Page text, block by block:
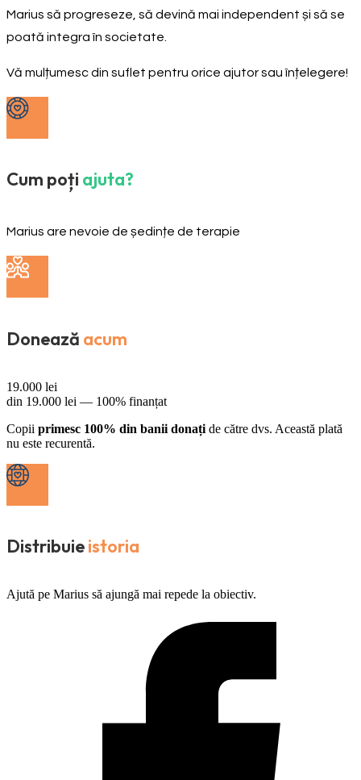
Marius să progreseze, să devină mai independent și să se
poată integra în societate.
Vă mulțumesc din suflet pentru orice ajutor sau înțelegere!
Cum poți ajuta?
Marius are nevoie de ședințe de terapie
Donează acum
19.000 lei
din 19.000 lei — 100% finanțat
Copii primesc 100% din banii donați de către dvs. Această plată
nu este recurentă.
Distribuieistoria
Ajută pe Marius să ajungă mai repede la obiectiv.